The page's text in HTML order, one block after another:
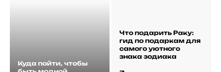
Куда пойти, чтобы
Что подарить Раку:
гид по подаркам для
самого уютного
знака зодиака